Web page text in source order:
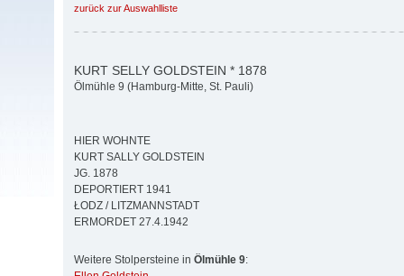
zurück zur Auswahlliste
KURT SELLY GOLDSTEIN * 1878
Ölmühle 9 (Hamburg-Mitte, St. Pauli)
HIER WOHNTE
KURT SALLY GOLDSTEIN
JG. 1878
DEPORTIERT 1941
ŁODZ / LITZMANNSTADT
ERMORDET 27.4.1942
Weitere Stolpersteine in Ölmühle 9: